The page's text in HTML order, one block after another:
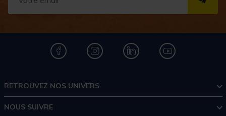
RETROUVEZ NOS UNIVERS
NOUS SUIVRE